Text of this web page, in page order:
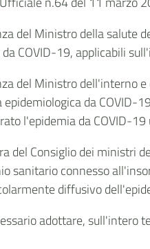
del Ministro della salute
COVID-19, applicabili
del Ministro dell'interno
da COVID-
l'epidemia da COVID-
del Consiglio dei ministri
sanitario connesso
diffusivo
adottare, sull'intero